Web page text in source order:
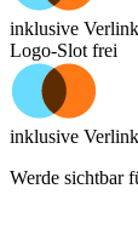
inklusive
Logo-Slot frei
inklusive
Werde sichtbar